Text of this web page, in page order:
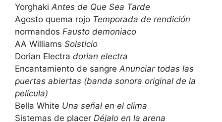
Yorghaki Antes de Que Sea Tarde
Agosto quema rojo Temporada de rendición
normandos Fausto demoniaco
AA Williams Solsticio
Dorian Electra dorian electra
Encantamiento de sangre Anunciar todas las
puertas abiertas (banda sonora original de la
película)
Bella White Una señal en el clima
Sistemas de placer Déjalo en la arena